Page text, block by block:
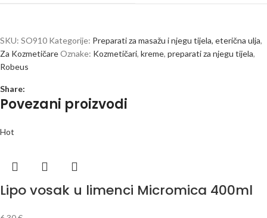
SKU: SO910 Kategorije: Preparati za masažu i njegu tijela, eterična ulja,
Za KozmetičareOznake: Kozmetičari, kreme, preparati za njegu tijela,
Robeus
Share:
Povezani proizvodi
Hot
Lipo vosak u limenci Micromica 400ml